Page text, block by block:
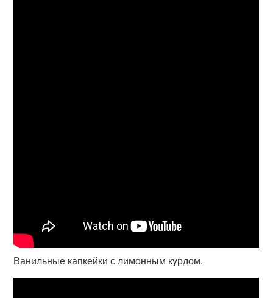
Ванильные капкейки с лимонным курдом.